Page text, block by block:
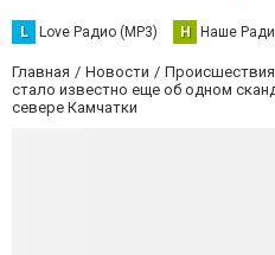
L Love Радио (MP3) Н Наше
Главная Новости
стало известно еще об одном
севере Камчатки